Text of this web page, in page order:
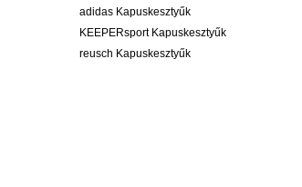
adidas Kapuskesztyűk
KEEPERsport Kapuskesztyűk
reusch Kapuskesztyűk